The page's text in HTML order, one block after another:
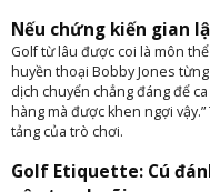
Nếu chứng kiến gian
Golf từ lâu được coi là môn
huyền thoại Bobby Jones
dịch chuyển chẳng đáng để
hàng mà được khen ngợi
tảng của trò chơi.
Golf Etiquette: Cú